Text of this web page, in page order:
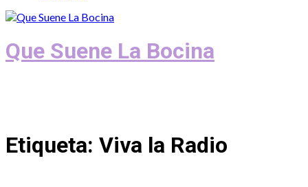
Que Suene La Bocina
Etiqueta: Viva la Radio